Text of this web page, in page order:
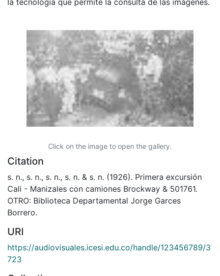
Click on the image to open the gallery.
Citation
s. n., s. n., s. n., s. n. & s. n. (1926). Primera excursión
Cali - Manizales con camiones Brockway & 501761.
OTRO: Biblioteca Departamental Jorge Garces
Borrero.
URI
https://audiovisuales.icesi.edu.co/handle/123456789/3
723